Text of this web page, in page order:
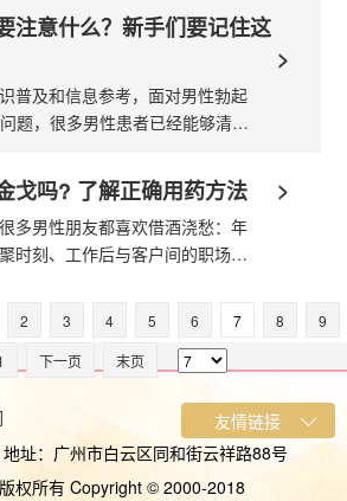
康的生活习惯，都是男...
注意什么？新手们要记住这
>
普及和信息参考，面对男性勃起
题，很多男性患者已经能够清楚
或第一次服用金...
戈吗? 了解正确用药方法 >
多男性朋友都喜欢借酒浇愁：年
时刻、工作后与客户间的职场应
酒的理由。对于...
2 3 4 5 6 7 8
9
下一页 末页
址：广州市白云区同和街云祥路88号
权所有 Copyright © 2000-2018